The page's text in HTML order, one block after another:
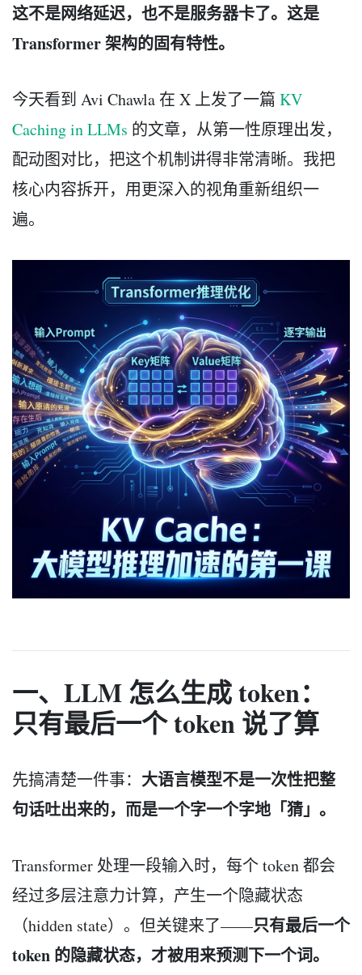
这不是网络延迟，也不是服务器卡了。这是
Transformer 架构的固有特性。
今天看到 Avi Chawla 在 X 上发了一篇 KV
Caching in LLMs 的文章，从第一性原理出发，
配动图对比，把这个机制讲得非常清晰。我把
核心内容拆开，用更深入的视角重新组织一
遍。
一、LLM 怎么生成 token：
只有最后一个 token 说了算
先搞清楚一件事： 大语言模型不是一次性把整
句话吐出来的，而是一个字一个字地「猜」。
Transformer 处理一段输入时，每个 token 都会
经过多层注意力计算，产生一个隐藏状态
（hidden state）。但关键来了——只有最后一个
token 的隐藏状态，才被用来预测下一个词。